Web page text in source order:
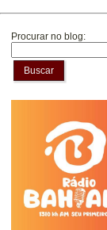
Procurar no blog:
Buscar